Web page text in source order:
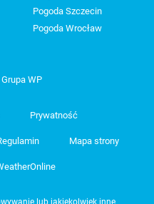
Pogoda Szczecin
Pogoda Wrocław
WP
Prywatność
Mapa strony
lub jakiekolwiek inne